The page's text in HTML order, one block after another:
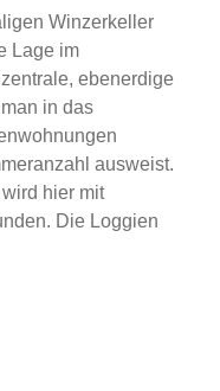
Winzerkeller
Lage im
ebenerdige
in das
ausweist.
hier mit
Die Loggien